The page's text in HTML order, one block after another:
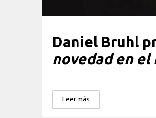
Daniel Bruhl
novedad en
Leer más